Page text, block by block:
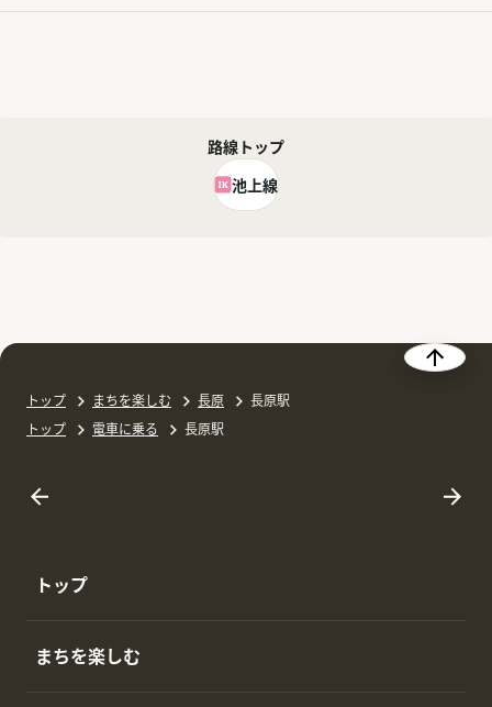
路線トップ
池上線
トップ まちを楽しむ 長原
長原駅
トップ
電車に乗る 長原駅
トップ
まちを楽しむ